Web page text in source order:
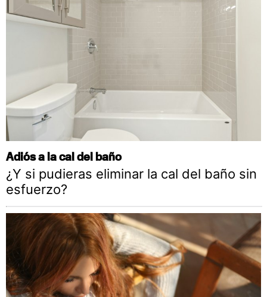
Adiós a la cal del baño
¿Y si pudieras eliminar la cal del baño sin
esfuerzo?